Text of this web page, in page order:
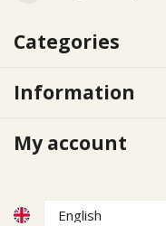
Categories
Information
My account